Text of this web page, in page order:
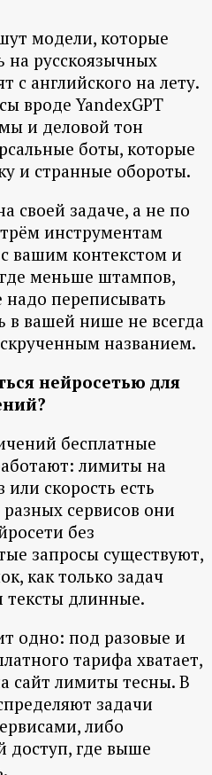
модели, которые
на русскоязычных
с английского на лету.
вроде YandexGPT
и деловой тон
боты, которые
и странные обороты.
своей задаче, а не по
инструментам
вашим контекстом и
меньше штампов,
надо переписывать
в вашей нише не всегда
названием.
нейросетью для
бесплатные
лимиты на
или скорость есть
сервисов они
без
запросы существуют,
как только задач
тексты длинные.
одно: под разовые и
тарифа хватает,
сайт лимиты тесны. В
задачи
либо
доступ, где выше